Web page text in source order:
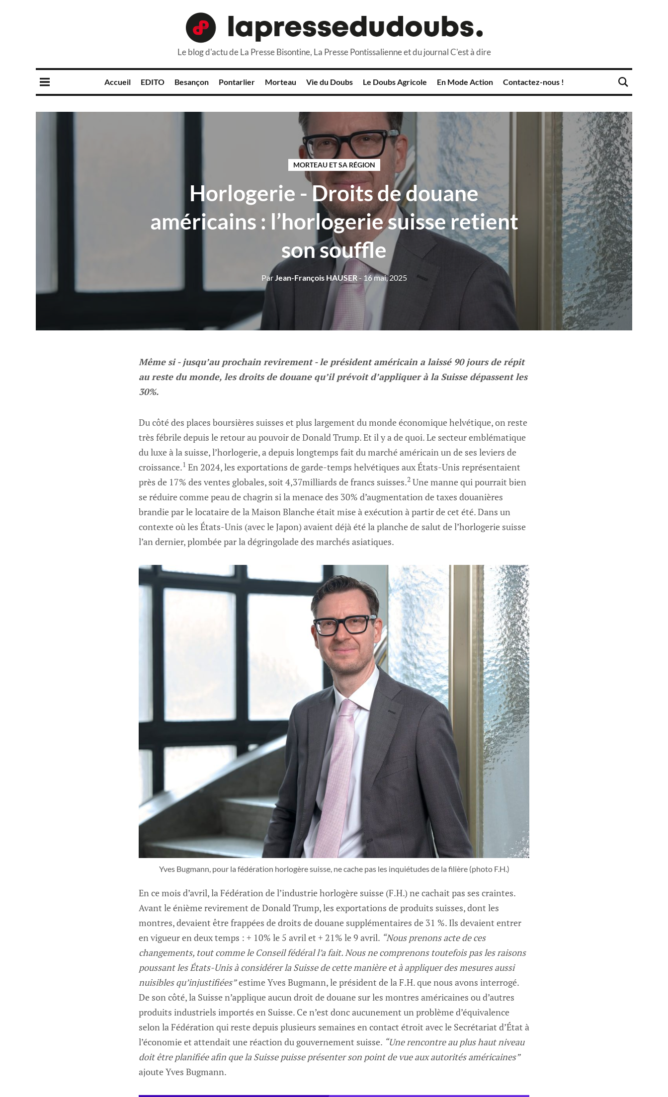
Le blog d'actu de La Presse Bisontine, La Presse Pontissalienne et du journal C'est à dire
Accueil EDITO Besançon Pontarlier Morteau Vie du Doubs Le Doubs Agricole En Mode Action Contactez-nous !
MORTEAU ET SA RÉGION
Horlogerie - Droits de douane
américains : l’horlogerie suisse retient
son souffle
ParJean-François HAUSER- 16 mai, 2025
Même si - jusqu’au prochain revirement - le président américain a laissé 90 jours de répit
au reste du monde, les droits de douane qu’il prévoit d’appliquer à la Suisse dépassent les
30%.
Du côté des places boursières suisses et plus largement du monde économique helvétique, on reste
très fébrile depuis le retour au pouvoir de Donald Trump. Et il y a de quoi. Le secteur emblématique
du luxe à la suisse, l’horlogerie, a depuis longtemps fait du marché américain un de ses leviers de
croissance.1 En 2024, les exportations de garde-temps helvétiques aux États-Unis représentaient
près de 17% des ventes globales, soit 4,37milliards de francs suisses.2 Une manne qui pourrait bien
se réduire comme peau de chagrin si la menace des 30% d’augmentation de taxes douanières
brandie par le locataire de la Maison Blanche était mise à exécution à partir de cet été. Dans un
contexte où les États-Unis (avec le Japon) avaient déjà été la planche de salut de l’horlogerie suisse
l’an dernier, plombée par la dégringolade des marchés asiatiques.
Yves Bugmann, pour la fédération horlogère suisse, ne cache pas les inquiétudes de la filière (photo F.H.)
En ce mois d’avril, la Fédération de l’industrie horlogère suisse (F.H.) ne cachait pas ses craintes.
Avant le énième revirement de Donald Trump, les exportations de produits suisses, dont les
montres, devaient être frappées de droits de douane supplémentaires de 31 %. Ils devaient entrer
en vigueur en deux temps : + 10% le 5 avril et + 21% le 9 avril. “Nous prenons acte de ces
changements, tout comme le Conseil fédéral l’a fait. Nous ne comprenons toutefois pas les raisons
poussant les États-Unis à considérer la Suisse de cette manière et à appliquer des mesures aussi
nuisibles qu’injustifiées”estime Yves Bugmann, le président de la F.H. que nous avons interrogé.
De son côté, la Suisse n’applique aucun droit de douane sur les montres américaines ou d’autres
produits industriels importés en Suisse. Ce n’est donc aucunement un problème d’équivalence
selon la Fédération qui reste depuis plusieurs semaines en contact étroit avec le Secrétariat d’État à
l’économie et attendait une réaction du gouvernement suisse. “Une rencontre au plus haut niveau
doit être planifiée afin que la Suisse puisse présenter son point de vue aux autorités américaines”
ajoute Yves Bugmann.